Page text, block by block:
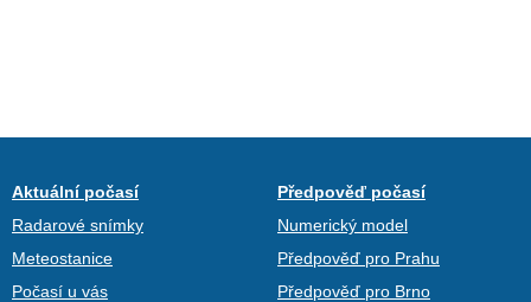
Aktuální počasí
Radarové snímky
Meteostanice
Počasí u vás
Předpověď počasí
Numerický model
Předpověď pro Prahu
Předpověď pro Brno